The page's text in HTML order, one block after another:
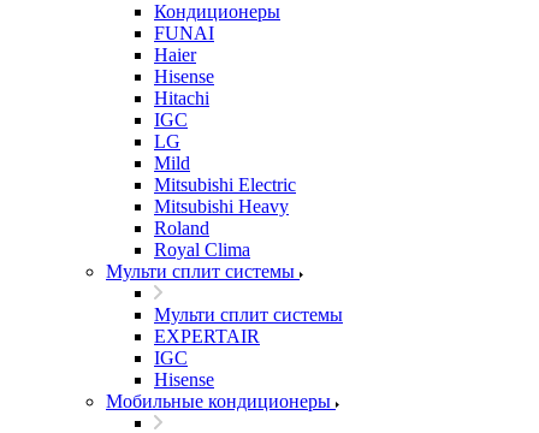
Кондиционеры
FUNAI
Haier
Hisense
Hitachi
IGC
LG
Mild
Mitsubishi Electric
Mitsubishi Heavy
Roland
Royal Clima
Мульти сплит системы
Мульти сплит системы
EXPERTAIR
IGC
Hisense
Мобильные кондиционеры